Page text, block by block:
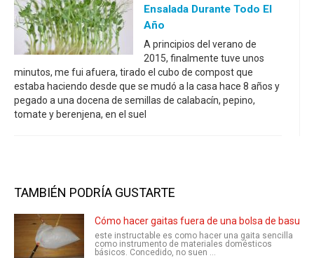
Ensalada Durante Todo El
Año
A principios del verano de
2015, finalmente tuve unos
minutos, me fui afuera, tirado el cubo de compost que
estaba haciendo desde que se mudó a la casa hace 8 años y
pegado a una docena de semillas de calabacín, pepino,
tomate y berenjena, en el suel
TAMBIÉN PODRÍA GUSTARTE
Cómo hacer gaitas fuera de una bolsa de basura
este instructable es como hacer una gaita sencilla
como instrumento de materiales domésticos
básicos. Concedido, no suen ...